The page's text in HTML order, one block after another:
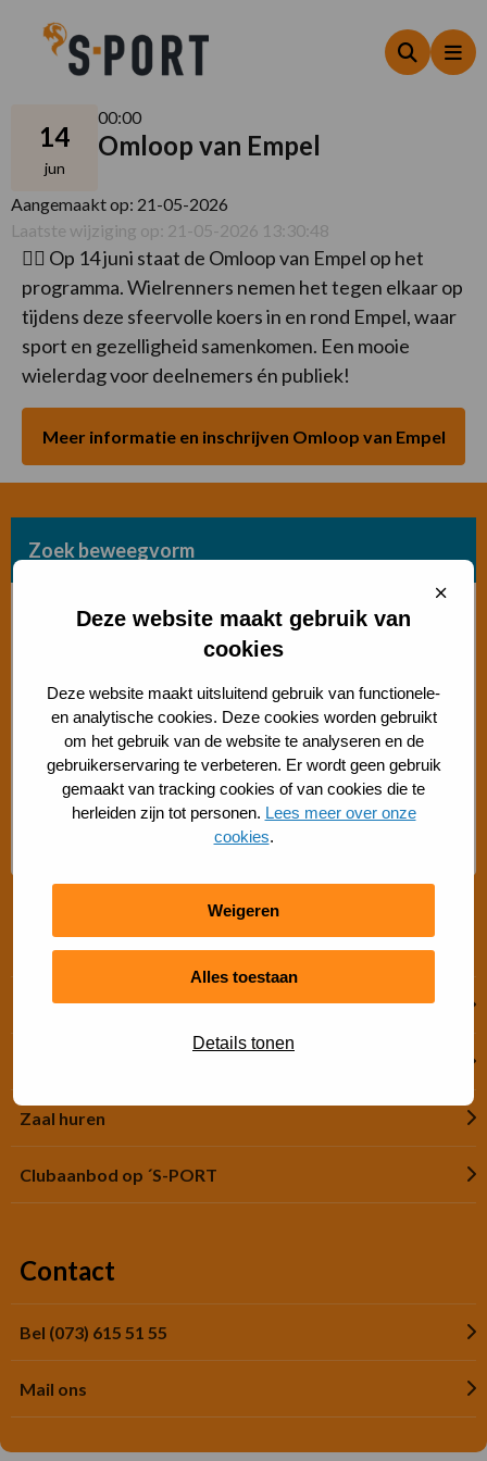
Deze website maakt gebruik van
cookies
Deze website maakt uitsluitend gebruik van functionele-
en analytische cookies. Deze cookies worden gebruikt
om het gebruik van de website te analyseren en de
gebruikerservaring te verbeteren. Er wordt geen gebruik
gemaakt van tracking cookies of van cookies die te
herleiden zijn tot personen. Lees meer over onze
cookies.
Weigeren
Alles toestaan
Details tonen
Sluit
Zoeken
14
jun
00:00
Omloop van Empel
Aangemaakt op: 21-05-2026
Laatste wijziging op: 21-05-2026 13:30:48
🚴‍♂️ Op 14 juni staat de Omloop van Empel op het
programma. Wielrenners nemen het tegen elkaar op
tijdens deze sfeervolle koers in en rond Empel, waar
sport en gezelligheid samenkomen. Een mooie
wielerdag voor deelnemers én publiek!
Meer informatie en inschrijven Omloop van Empel
Zoek beweegvorm
Bosch beweegaanbod
Beweegaanbod 50+
Gratis buiten bewegen
Advies Sport- en Beweegadviseur
Snel regelen
Financiële hulp
Zaal huren
Clubaanbod op ´S-PORT
Contact
Bel (073) 615 51 55
Mail ons